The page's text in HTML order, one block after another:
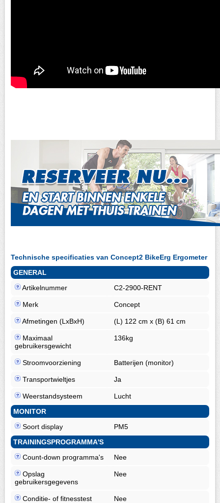
Technische specificaties van Concept2 BikeErg Ergometer
GENERAL
Artikelnummer
C2-2900-RENT
Merk Concept
Afmetingen (LxBxH) (L) 122 cm x (B) 61 cm
Maximaal
gebruikersgewicht
136kg
Stroomvoorziening Batterijen (monitor)
Transportwieltjes Ja
Weerstandsysteem
Lucht
MONITOR
Soort display
PM5
TRAININGSPROGRAMMA'S
Count-down programma's
Nee
Opslag
gebruikersgegevens
Nee
Conditie- of fitnesstest
Nee